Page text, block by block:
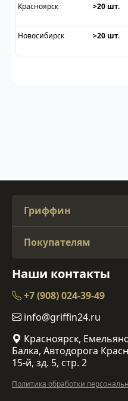
Красноярск
>20 шт.
Новосибирск >20 шт.
Гриффин
Покупателям
Наши контакты
+7 (908) 024-39-49
info@griffin24.ru
Красноярск,
Балка, Автодорога
15-й, зд. 5, стр. 2
Политика обработки